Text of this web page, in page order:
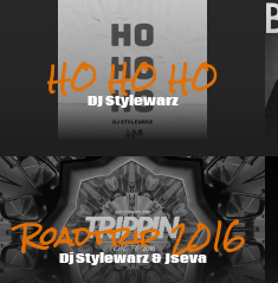
HO HO HO
DJ Stylewarz
Roadtrip 2016
Dj Stylewarz & Jseva